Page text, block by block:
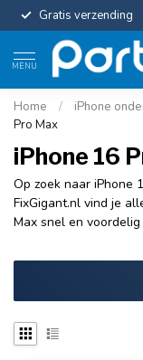
Gratis verzending
MENU
Home / iPhone
Pro Max
iPhone 16
Op zoek naar iPhone
FixGigant.nl vind je
Max snel en